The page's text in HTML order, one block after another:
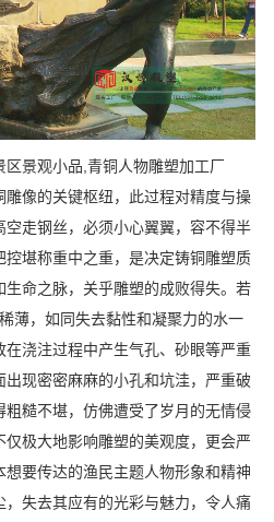
景观小品,青铜人物雕塑加工厂
像的关键枢纽，此过程对精度与操
走钢丝，必须小心翼翼，容不得半
控堪称重中之重，是决定铸铜雕塑质
命之脉，关乎雕塑的成败得失。若
薄，如同失去黏性和凝聚力的水一
浇注过程中产生气孔、砂眼等严重
现密密麻麻的小孔和坑洼，严重破
糙不堪，仿佛遭受了岁月的无情侵
极大地影响雕塑的美观度，更会严
要传达的渔民主题人物形象和精神
失去其应有的光彩与魅力，令人痛